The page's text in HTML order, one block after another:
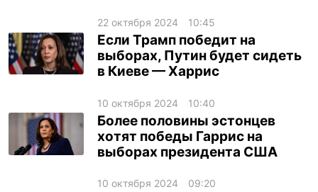
22 октября 2024 10:45
Если Трамп победит на
выборах, Путин будет сидеть
в Киеве — Харрис
10 октября 2024 10:40
Более половины эстонцев
хотят победы Гаррис на
выборах президента США
10 октября 2024 09:20